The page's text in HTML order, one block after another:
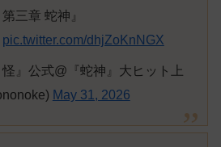
三章 蛇神』
pic.twitter.com/dhjZoKnNGX
』公式@『蛇神』大ヒット上
May 31, 2026